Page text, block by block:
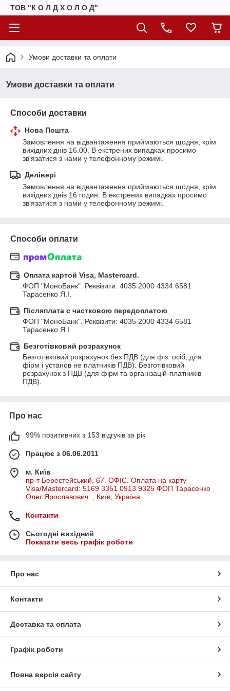
ТОВ "К О Л Д Х О Л О Д"
Умови доставки та оплати
Умови доставки та оплати
Способи доставки
Нова Пошта
Замовлення на відвантаження приймаються щодня, крім
вихідних днів 16.00. В екстрених випадках просимо
зв'язатися з нами у телефонному режимі.
Делівері
Замовлення на відвантаження приймаються щодня, крім
вихідних днів 16 годин. В екстрених випадках просимо
зв'язатися з нами у телефонному режимі.
Способи оплати
Оплата картой Visa, Mastercard.
ФОП "МоноБанк". Реквізити: 4035 2000 4334 6581
Тарасенко Я.І.
Післяплата c частковою передоплатою
ФОП "МоноБанк". Реквізити: 4035 2000 4334 6581
Тарасенко Я.І
Безготівковий розрахунок
Безготівковий розрахунок без ПДВ (для фіз. осіб, для
фірм і установ не платників ПДВ). Безготівковий
розрахунок з ПДВ (для фірм та організацій-платників
ПДВ).
Про нас
99% позитивних з 153 відгуків за рік
Працює з 06.06.2011
м. Київ
пр-т Берестейський, 67. ОФІС. Оплата на карту
Visa/Mastercard: 5169 3351 0913 9325 ФОП Тарасенко
Олег Ярославович: , Київ, Україна
Контакти
Сьогодні вихідний
Показати весь графік роботи
Про нас
Контакти
Доставка та оплата
Графік роботи
Повна версія сайту